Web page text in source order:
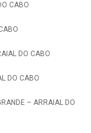
CABO
DO CABO
DO CABO
– ARRAIAL DO